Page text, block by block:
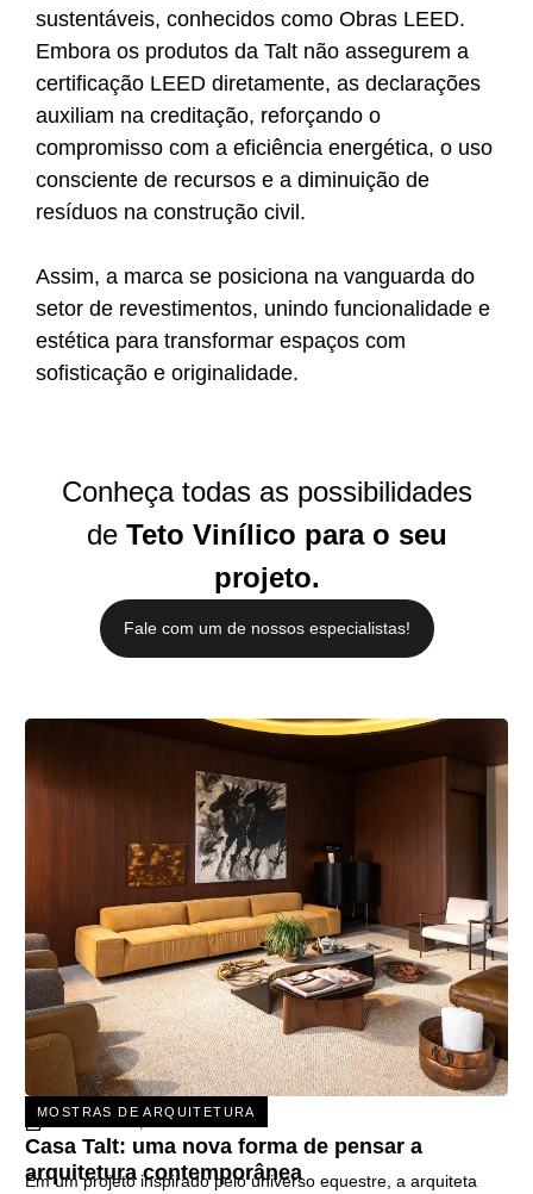
sustentáveis, conhecidos como Obras LEED.
Embora os produtos da Talt não assegurem a
certificação LEED diretamente, as declarações
auxiliam na creditação, reforçando o
compromisso com a eficiência energética, o uso
consciente de recursos e a diminuição de
resíduos na construção civil.
Assim, a marca se posiciona na vanguarda do
setor de revestimentos, unindo funcionalidade e
estética para transformar espaços com
sofisticação e originalidade.
Conheça todas as possibilidades
de Teto Vinílico para o seu
projeto.
Fale com um de nossos especialistas!
MOSTRAS DE ARQUITETURA
31 DE JULHO, 2026
Casa Talt: uma nova forma de pensar a
arquitetura contemporânea
Em um projeto inspirado pelo universo equestre, a arquiteta